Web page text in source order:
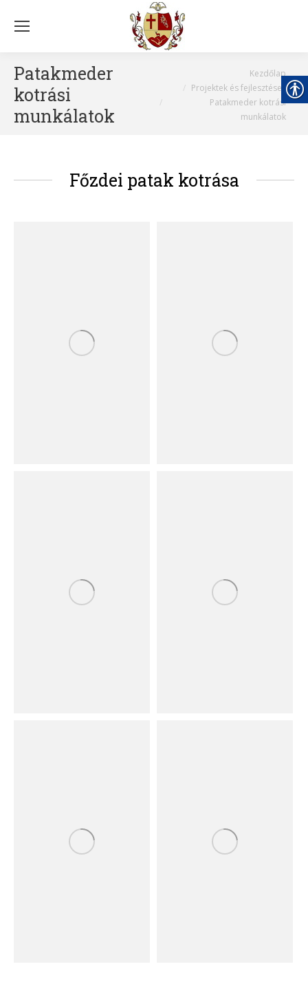
Patakmeder
kotrási
munkálatok
Kezdőlap
Projektek és fejlesztések
Patakmeder kotrási
munkálatok
Főzdei patak kotrása